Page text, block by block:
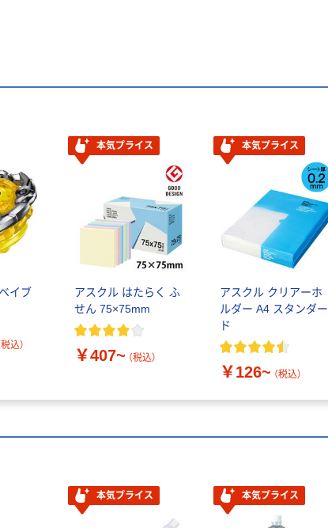
イブ
税込）
本気プライス
アスクル はたらく ふ
せん 75×75mm
￥407~ （税込）
本気プライス
アスクル クリアーホ
ルダー A4 スタンダー
ド
￥126~ （税込）
本気プライス 本気プライス